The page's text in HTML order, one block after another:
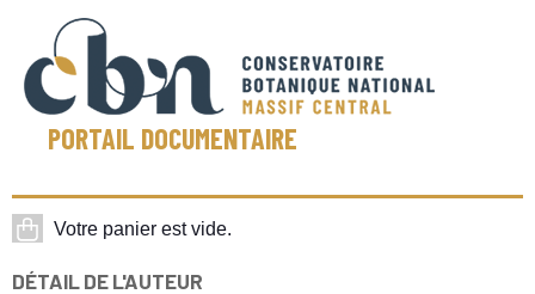
PORTAIL DOCUMENTAIRE
DÉTAIL DE L'AUTEUR